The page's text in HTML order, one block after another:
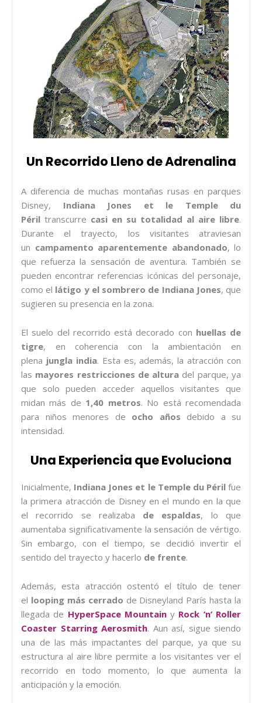
Un Recorrido Lleno de Adrenalina
A diferencia de muchas montañas rusas en parques
Disney, Indiana Jones et le Temple du
Péril transcurre casi en su totalidad al aire libre.
Durante el trayecto, los visitantes atraviesan
un campamento aparentemente abandonado, lo
que refuerza la sensación de aventura. También se
pueden encontrar referencias icónicas del personaje,
como el látigo y el sombrero de Indiana Jones, que
sugieren su presencia en la zona.
El suelo del recorrido está decorado con huellas de
tigre, en coherencia con la ambientación en
plena jungla india. Esta es, además, la atracción con
las mayores restricciones de altura del parque, ya
que solo pueden acceder aquellos visitantes que
midan más de 1,40 metros. No está recomendada
para niños menores de ocho años debido a su
intensidad.
Una Experiencia que Evoluciona
Inicialmente, Indiana Jones et le Temple du Périlfue
la primera atracción de Disney en el mundo en la que
el recorrido se realizaba de espaldas, lo que
aumentaba significativamente la sensación de vértigo.
Sin embargo, con el tiempo, se decidió invertir el
sentido del trayecto y hacerlo de frente.
Además, esta atracción ostentó el título de tener
el looping más cerrado de Disneyland París hasta la
llegada de HyperSpace Mountainy Rock ‘n’ Roller
Coaster Starring Aerosmith. Aun así, sigue siendo
una de las más impactantes del parque, ya que su
estructura al aire libre permite a los visitantes ver el
recorrido en todo momento, lo que aumenta la
anticipación y la emoción.